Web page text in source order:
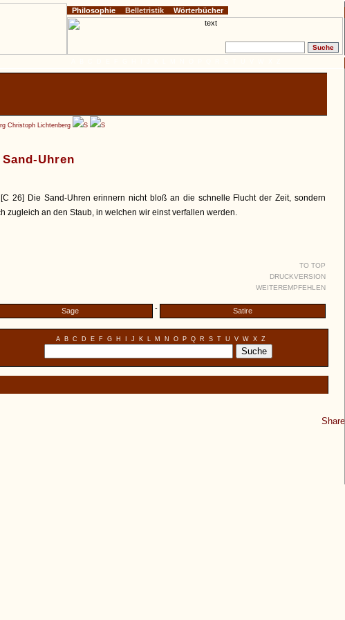
Christoph Lichtenberg S S
Sand-Uhren
[C 26] Die Sand-Uhren erinnern nicht bloß an die schnelle Flucht der Zeit, sondern
zugleich an den Staub, in welchen wir einst verfallen werden.
TO TOP
DRUCKVERSION
WEITEREMPFEHLEN
Sage - Satire
A B C D E F G H J K L M N O P Q R S T U V W X Z
Share
Philosophie Belletristik Wörterbücher